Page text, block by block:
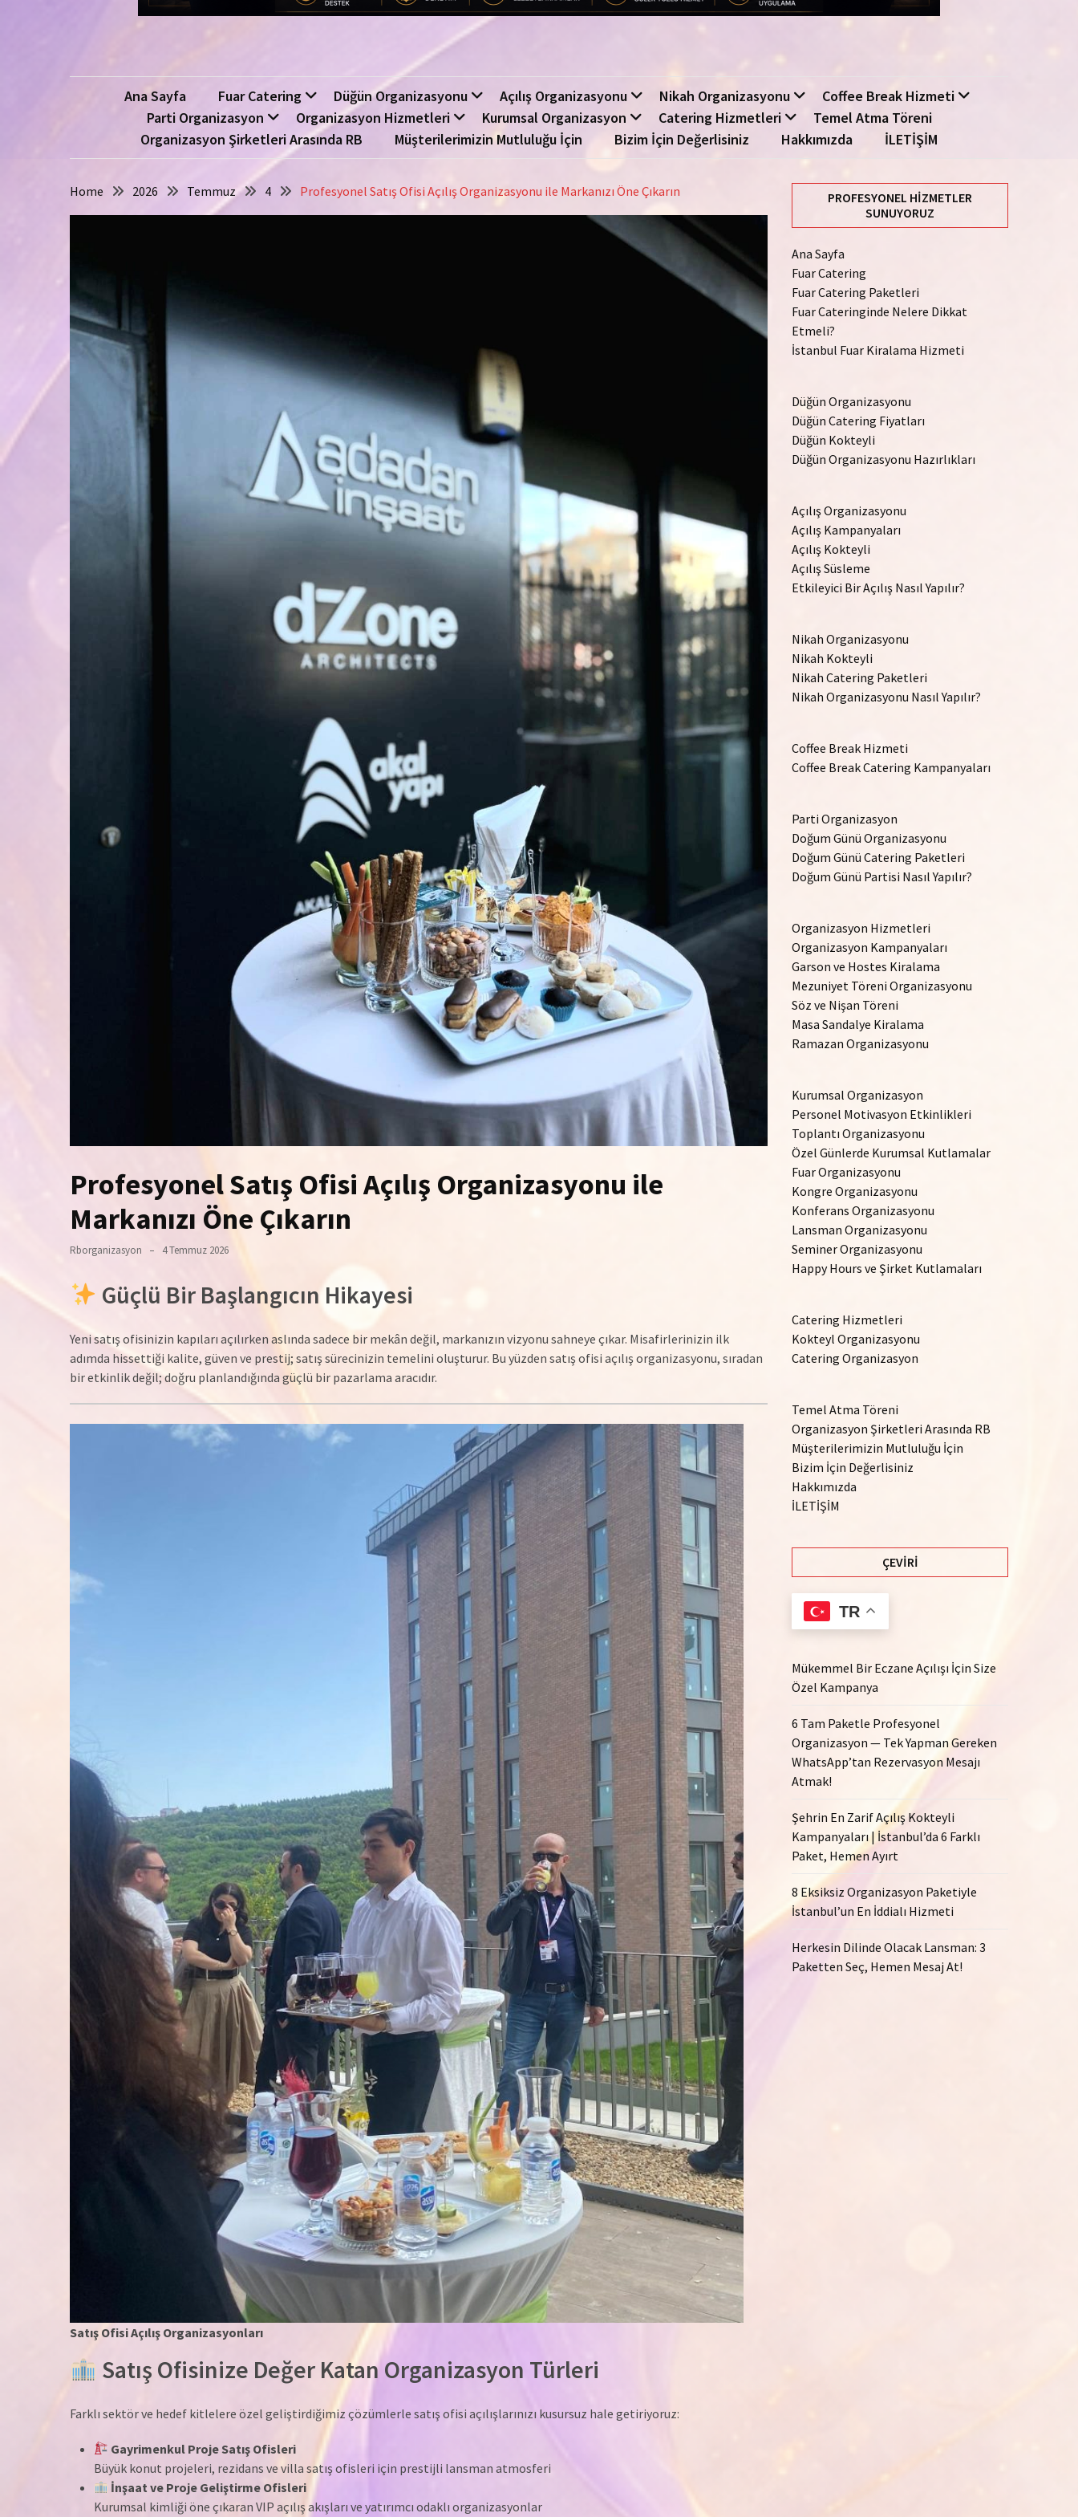
Ana Sayfa Fuar Catering Düğün Organizasyonu Açılış Organizasyonu Nikah Organizasyonu
Coffee Break Hizmeti
Parti Organizasyon
Organizasyon Hizmetleri Kurumsal Organizasyon Catering Hizmetleri
Temel Atma Töreni
Organizasyon Şirketleri Arasında RB
Müşterilerimizin Mutluluğu İçin Bizim İçin Değerlisiniz Hakkımızda İLETİŞİM
Home 2026 Temmuz 4 Profesyonel Satış Ofisi Açılış Organizasyonu ile Markanızı Öne Çıkarın
Profesyonel Satış Ofisi Açılış Organizasyonu ile
Markanızı Öne Çıkarın
Rborganizasyon 4 Temmuz 2026
Güçlü Bir Başlangıcın Hikayesi
Yeni satış ofisinizin kapıları açılırken aslında sadece bir mekân değil, markanızın vizyonu sahneye çıkar. Misafirlerinizin ilk
adımda hissettiği kalite, güven ve prestij; satış sürecinizin temelini oluşturur. Bu yüzden satış ofisi açılış organizasyonu, sıradan
bir etkinlik değil; doğru planlandığında güçlü bir pazarlama aracıdır.
Satış Ofisi Açılış Organizasyonları
Satış Ofisinize Değer Katan Organizasyon Türleri
Farklı sektör ve hedef kitlelere özel geliştirdiğimiz çözümlerle satış ofisi açılışlarınızı kusursuz hale getiriyoruz:
Gayrimenkul Proje Satış Ofisleri
Büyük konut projeleri, rezidans ve villa satış ofisleri için prestijli lansman atmosferi
İnşaat ve Proje Geliştirme Ofisleri
Kurumsal kimliği öne çıkaran VIP açılış akışları ve yatırımcı odaklı organizasyonlar
PROFESYONEL HIZMETLER
SUNUYORUZ
Ana Sayfa
Fuar Catering
Fuar Catering Paketleri
Fuar Cateringinde Nelere Dikkat
Etmeli?
İstanbul Fuar Kiralama Hizmeti
Düğün Organizasyonu
Düğün Catering Fiyatları
Düğün Kokteyli
Düğün Organizasyonu Hazırlıkları
Açılış Organizasyonu
Açılış Kampanyaları
Açılış Kokteyli
Açılış Süsleme
Etkileyici Bir Açılış Nasıl Yapılır?
Nikah Organizasyonu
Nikah Kokteyli
Nikah Catering Paketleri
Nikah Organizasyonu Nasıl Yapılır?
Coffee Break Hizmeti
Coffee Break Catering Kampanyaları
Parti Organizasyon
Doğum Günü Organizasyonu
Doğum Günü Catering Paketleri
Doğum Günü Partisi Nasıl Yapılır?
Organizasyon Hizmetleri
Organizasyon Kampanyaları
Garson ve Hostes Kiralama
Mezuniyet Töreni Organizasyonu
Söz ve Nişan Töreni
Masa Sandalye Kiralama
Ramazan Organizasyonu
Kurumsal Organizasyon
Personel Motivasyon Etkinlikleri
Toplantı Organizasyonu
Özel Günlerde Kurumsal Kutlamalar
Fuar Organizasyonu
Kongre Organizasyonu
Konferans Organizasyonu
Lansman Organizasyonu
Seminer Organizasyonu
Happy Hours ve Şirket Kutlamaları
Catering Hizmetleri
Kokteyl Organizasyonu
Catering Organizasyon
Temel Atma Töreni
Organizasyon Şirketleri Arasında RB
Müşterilerimizin Mutluluğu İçin
Bizim İçin Değerlisiniz
Hakkımızda
İLETİŞİM
ÇEVIRI
TR
Mükemmel Bir Eczane Açılışı İçin Size
Özel Kampanya
6 Tam Paketle Profesyonel
Organizasyon — Tek Yapman Gereken
WhatsApp’tan Rezervasyon Mesajı
Atmak!
Şehrin En Zarif Açılış Kokteyli
Kampanyaları | İstanbul’da 6 Farklı
Paket, Hemen Ayırt
8 Eksiksiz Organizasyon Paketiyle
İstanbul’un En İddialı Hizmeti
Herkesin Dilinde Olacak Lansman: 3
Paketten Seç, Hemen Mesaj At!